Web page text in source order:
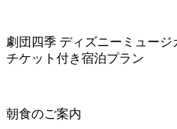
劇団四季 ディズニーミュー
チケット付き宿泊プラン
朝食のご案内